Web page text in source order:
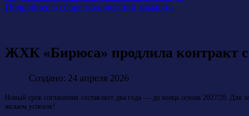
Подробнее о сборе молодежной команды
ЖХК «Бирюса» продлила контракт
Создано: 24 апреля 2026
Новый срок соглашения составляет два года — до конца сезона 2027/28. Для
желаем успехов!